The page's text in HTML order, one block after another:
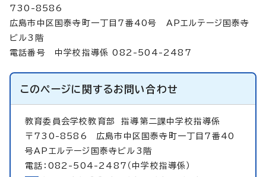
730-8586
広島市中区国泰寺町一丁目7番40号 APエルテージ国泰寺
ビル3階
電話番号 中学校指導係 082-504-2487
このページに関するお問い合わせ
教育委員会学校教育部指導第二課中学校指導係
〒730-8586 広島市中区国泰寺町一丁目7番40
号APエルテージ国泰寺ビル3階
電話：082-504-2487（中学校指導係）